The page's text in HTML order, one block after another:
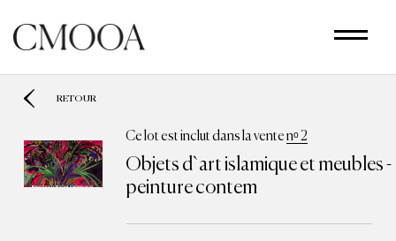
contenu
principal
RETOUR
Ce lot est inclut dans la ventenᵒ 2
Objets d`art islamique et meubles -
peinture contem